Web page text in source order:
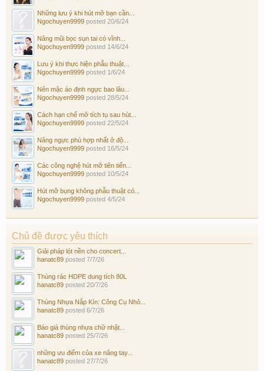
Những lưu ý khi hút mỡ bạn cần...
Ngochuyen9999 posted 20/6/24
Nâng mũi bọc sụn tai có vĩnh...
Ngochuyen9999 posted 14/6/24
Lưu ý khi thực hiện phẫu thuật...
Ngochuyen9999 posted 1/6/24
Nên mặc áo định ngực bao lâu...
Ngochuyen9999 posted 28/5/24
Cách hạn chế mỡ tích tụ sau hút...
Ngochuyen9999 posted 22/5/24
Nâng ngực phù hợp nhất ở độ...
Ngochuyen9999 posted 16/5/24
Các công nghệ hút mỡ tiên tiến...
Ngochuyen9999 posted 10/5/24
Hút mỡ bụng không phẫu thuật có...
Ngochuyen9999 posted 4/5/24
Chủ đề được yêu thích
Giải pháp lót nền cho concert...
hanatc89 posted 7/7/26
Thùng rác HDPE dung tích 80L
hanatc89 posted 20/7/26
Thùng Nhựa Nắp Kín: Công Cụ Nhỏ...
hanatc89 posted 6/7/26
Báo giá thùng nhựa chữ nhật...
hanatc89 posted 25/7/26
những ưu điểm của xe nâng tay...
hanatc89 posted 27/7/26